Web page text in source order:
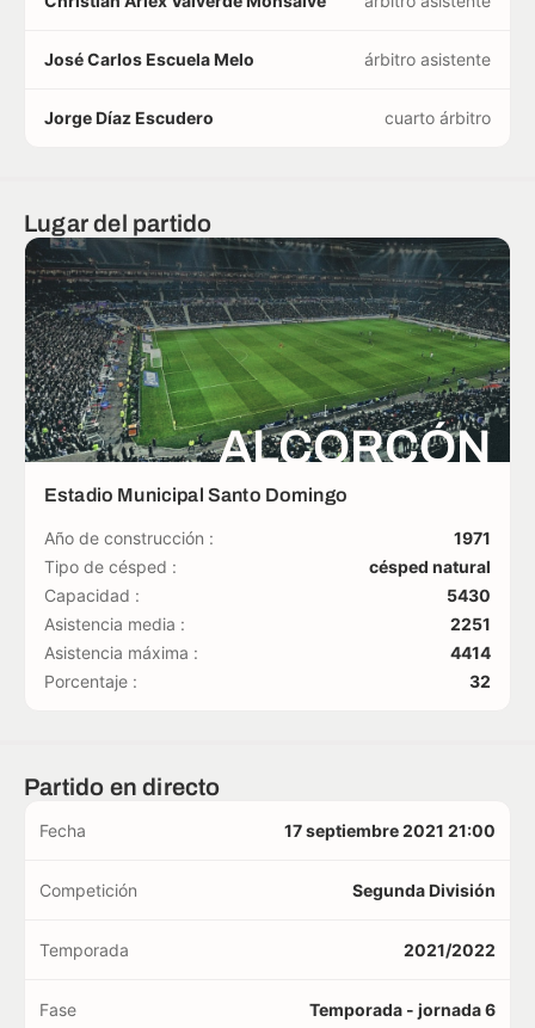
José Carlos Escuela Melo árbitro asistente
Jorge Díaz Escudero cuarto árbitro
Lugar del partido
ALCORCÓN
Estadio Municipal Santo Domingo
Año de construcción :
1971
Tipo de césped :
césped natural
Capacidad :
5430
Asistencia media :
2251
Asistencia máxima :
4414
Porcentaje :
32
Partido en directo
Fecha 17 septiembre 2021 21:00
Competición Segunda División
Temporada 2021/2022
Fase Temporada - jornada 6